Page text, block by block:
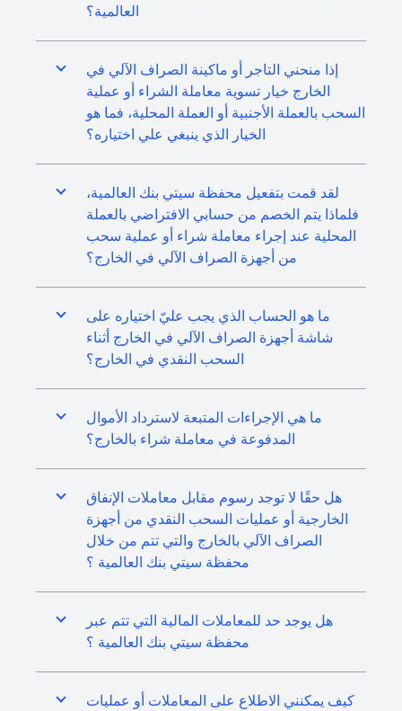
العالمية؟
إذا منحني التاجر أو ماكينة الصراف الآلي في
الخارج خيار تسوية معاملة الشراء أو عملية
السحب بالعملة الأجنبية أو العملة المحلية، فما هو
الخيار الذي ينبغي علي اختياره؟
لقد قمت بتفعيل محفظة سيتي بنك العالمية،
فلماذا يتم الخصم من حسابي الافتراضي بالعملة
المحلية عند إجراء معاملة شراء أو عملية سحب
من أجهزة الصراف الآلي في الخارج؟
ما هو الحساب الذي يجب عليّ اختياره على
شاشة أجهزة الصراف الآلي في الخارج أثناء
السحب النقدي في الخارج؟
ما هي الإجراءات المتبعة لاسترداد الأموال
المدفوعة في معاملة شراء بالخارج؟
هل حقًا لا توجد رسوم مقابل معاملات الإنفاق
الخارجية أو عمليات السحب النقدي من أجهزة
الصراف الآلي بالخارج والتي تتم من خلال
محفظة سيتي بنك العالمية ؟
هل يوجد حد للمعاملات المالية التي تتم عبر
محفظة سيتي بنك العالمية ؟
كيف يمكنني الاطلاع على المعاملات أو عمليات